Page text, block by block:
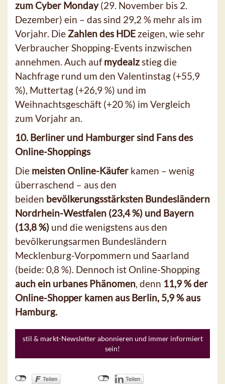
zum Cyber Monday(29. November bis 2.
Dezember) ein – das sind 29,2 % mehr als im
Vorjahr. Die Zahlen des HDE zeigen, wie sehr
Verbraucher Shopping-Events inzwischen
annehmen. Auch aufmydealzstieg die
Nachfrage rund um den Valentinstag (+55,9
%), Muttertag (+26,9 %) und im
Weihnachtsgeschäft (+20 %) im Vergleich
zum Vorjahr an.
10. Berliner und Hamburger sind Fans des
Online-Shoppings
Die meisten Online-Käufer kamen – wenig
überraschend – aus den
beiden bevölkerungsstärksten Bundesländern
Nordrhein-Westfalen (23,4 %) und Bayern
(13,8 %) und die wenigstens aus den
bevölkerungsarmen Bundesländern
Mecklenburg-Vorpommern und Saarland
(beide: 0,8 %). Dennoch ist Online-Shopping
auch ein urbanes Phänomen, denn 11,9 % der
Online-Shopper kamen aus Berlin, 5,9 % aus
Hamburg.
stil & markt-Newsletter abonnieren und immer informiert
sein!